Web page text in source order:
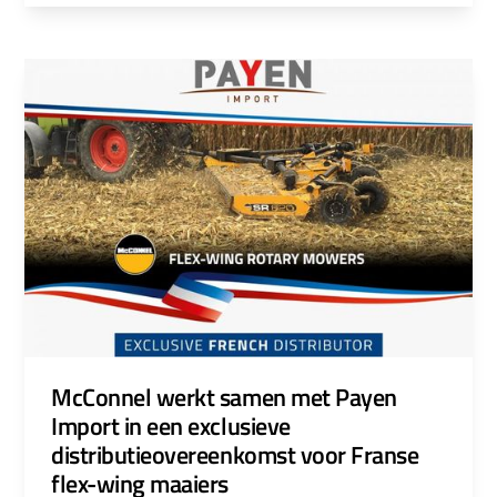
McConnel werkt samen met Payen
Import in een exclusieve
distributieovereenkomst voor Franse
flex-wing maaiers